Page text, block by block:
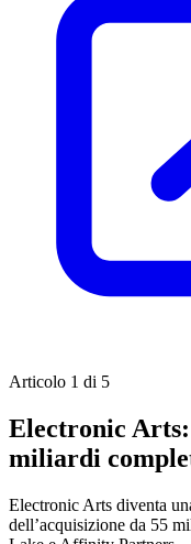
Articolo 1 di 5
Electronic Arts:
miliardi
Electronic Arts diventa
dell’acquisizione da 55